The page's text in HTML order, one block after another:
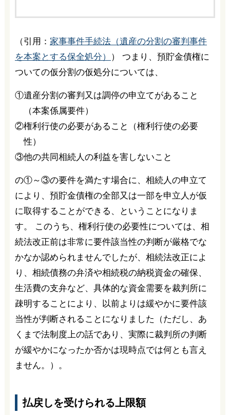
（引用： 家事事件手続法（遺産の分割の審判事件
を本案とする保全処分）
） つまり、預貯金債権に
ついての仮分割の仮処分については、
①遺産分割の審判又は調停の申立てがあること
（本案係属要件）
②権利行使の必要があること（権利行使の必要
性）
③他の共同相続人の利益を害しないこと
の①～③の要件を満たす場合に、相続人の申立て
により、預貯金債権の全部又は一部を申立人が仮
に取得することができる、ということになりま
す。 このうち、権利行使の必要性については、相
続法改正前は非常に要件該当性の判断が厳格でな
かなか認められませんでしたが、相続法改正によ
り、相続債務の弁済や相続税の納税資金の確保、
生活費の支弁など、具体的な資金需要を裁判所に
疎明することにより、以前よりは緩やかに要件該
当性が判断されることになりました（ただし、あ
くまで法制度上の話であり、実際に裁判所の判断
が緩やかになったか否かは現時点では何とも言え
ません。）。
払戻しを受けられる上限額